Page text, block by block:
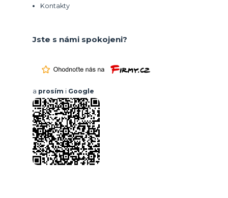
Kontakty
Jste s námi spokojeni?
a prosím i Google